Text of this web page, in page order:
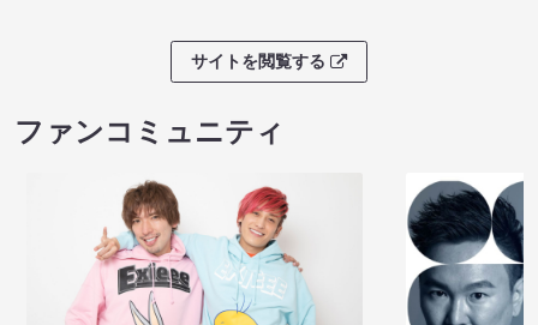
サイトを閲覧する
ファンコミュニティ